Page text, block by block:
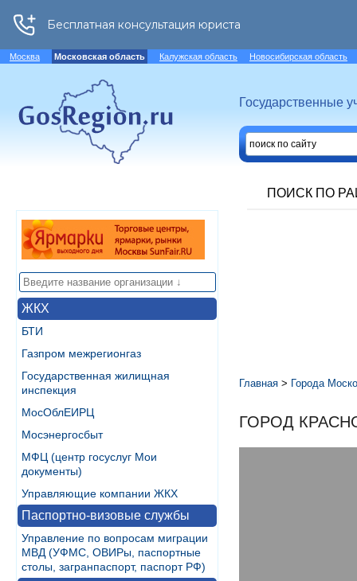
Москва Московская область Калужская область Новосибирская область
Государственные
ПОИСК ПО
ЖКХ
БТИ
Газпром межрегионгаз
Государственная жилищная
инспекция
МосОблЕИРЦ
Мосэнергосбыт
МФЦ (центр госуслуг Мои
документы)
Управляющие компании ЖКХ
Паспортно-визовые службы
Управление по вопросам миграции
МВД (УФМС, ОВИРы, паспортные
столы, загранпаспорт, паспорт РФ)
Главная > Города
ГОРОД